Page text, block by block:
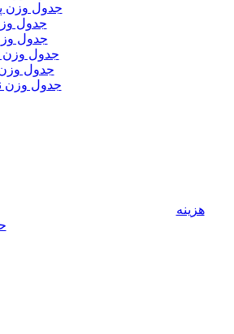
جدول وزن
جدول
جدول
جدول وزن
جدول
جدول وزن
هزینه